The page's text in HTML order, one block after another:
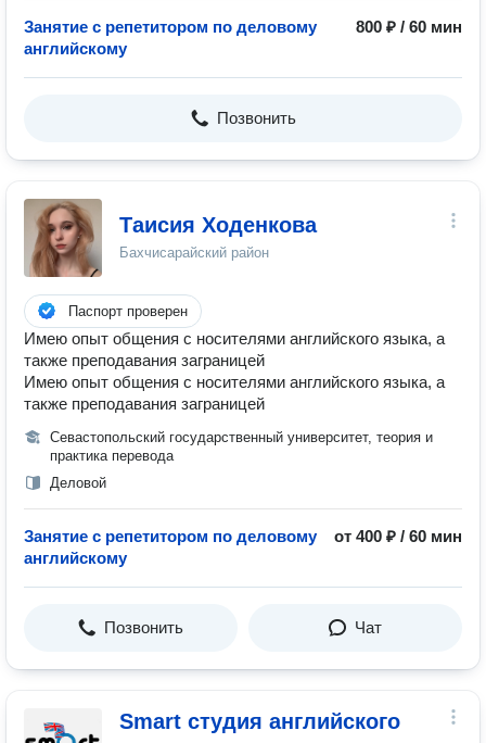
Занятие с репетитором по деловому
английскому
800 ₽ / 60 мин
Позвонить
Таисия Ходенкова
Бахчисарайский район
Паспорт проверен
Имею опыт общения с носителями английского языка, а
также преподавания заграницей
Имею опыт общения с носителями английского языка, а
также преподавания заграницей
Севастопольский государственный университет, теория и
практика перевода
Деловой
Занятие с репетитором по деловому
английскому
от 400 ₽ / 60 мин
Позвонить Чат
Smart студия английского